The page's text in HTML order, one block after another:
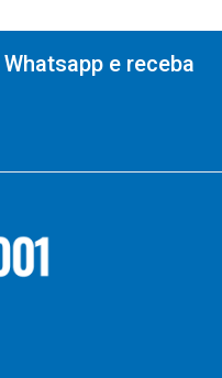
e receba